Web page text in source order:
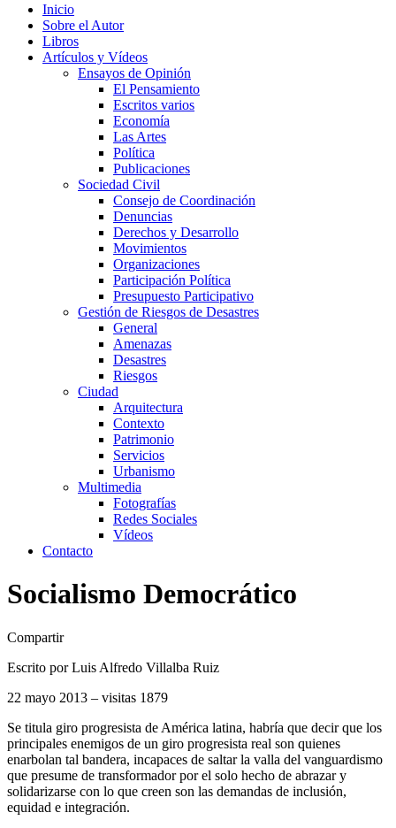
Inicio
Sobre el Autor
Libros
Artículos y Vídeos
Ensayos de Opinión
El Pensamiento
Escritos varios
Economía
Las Artes
Política
Publicaciones
Sociedad Civil
Consejo de Coordinación
Denuncias
Derechos y Desarrollo
Movimientos
Organizaciones
Participación Política
Presupuesto Participativo
Gestión de Riesgos de Desastres
General
Amenazas
Desastres
Riesgos
Ciudad
Arquitectura
Contexto
Patrimonio
Servicios
Urbanismo
Multimedia
Fotografías
Redes Sociales
Vídeos
Contacto
Socialismo Democrático
Compartir
Escrito por Luis Alfredo Villalba Ruiz
22 mayo 2013 – visitas 1879
Se titula giro progresista de América latina, habría que decir que los
principales enemigos de un giro progresista real son quienes
enarbolan tal bandera, incapaces de saltar la valla del vanguardismo
que presume de transformador por el solo hecho de abrazar y
solidarizarse con lo que creen son las demandas de inclusión,
equidad e integración.